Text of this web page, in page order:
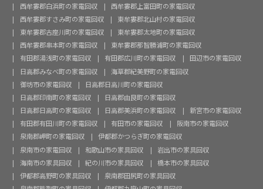
西牟婁郡白浜町の家電回収
西牟婁郡上富田町の家電回収
西牟婁郡すさみ町の家電回収
東牟婁郡北山村の家電回収
東牟婁郡古座川町の家電回収
東牟婁郡太地町の家電回収
西牟婁郡串本町の家電回収
東牟婁郡那智勝浦町の家電回収
有田郡湯浅町の家電回収
有田郡広川町の家電回収
田辺市の家電回収
日高郡みなべ町の家電回収
海草郡紀美野町の家電回収
御坊市の家電回収
日高郡日高川町の家電回収
日高郡印南町の家電回収
日高郡由良町の家電回収
日高郡日高町の家電回収
日高郡美浜町の家電回収
新宮市の家電回収
有田郡有田川町の家電回収
有田市の家電回収
阪南市の家電回収
泉南郡岬町の家電回収
伊都郡かつらぎ町の家電回収
泉南市の家電回収
和歌山市の家具回収
岩出市の家具回収
海南市の家具回収
紀の川市の家具回収
橋本市の家具回収
伊都郡高野町の家具回収
泉南郡田尻町の家具回収